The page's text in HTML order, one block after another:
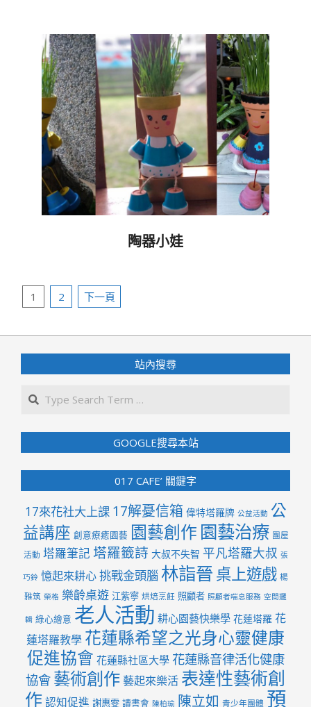
19
陶器小娃
文
分
頁
1 2 下一頁
站內搜尋
GOOGLE搜尋本站
017 CAFE’ 關鍵字
17來花社大上課 17解憂信箱 偉特塔羅牌 公益活動 公
益講座 創意療癒園藝 園藝創作 園藝治療 團屋
活動 塔羅筆記 塔羅籤詩 大叔不失智 平凡塔羅大叔 張
巧鈴 憶起來耕心挑戰金頭腦 林詣晉桌上遊戲 楊
雅筑 榮格 樂齡桌遊 江紫寧 烘焙烹飪 照顧者 照顧者喘息服務 空間邏
輯 綠心繪意 老人活動 耕心園藝快樂學 花蓮塔羅 花
蓮塔羅教學 花蓮縣希望之光身心靈健康
促進協會 花蓮縣社區大學 花蓮縣音律活化健康
協會 藝術創作藝起來樂活 表達性藝術創
作 認知促進 謝惠雯 讀書會 陳柏瑜 陳立如 青少年團體 預